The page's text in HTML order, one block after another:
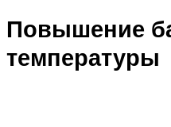
Повышение
температуры